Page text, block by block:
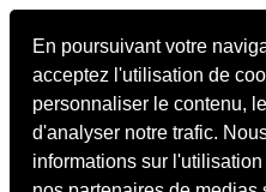
En poursuivant votre
acceptez l'utilisation de
personnaliser le contenu,
d'analyser notre trafic.
informations sur